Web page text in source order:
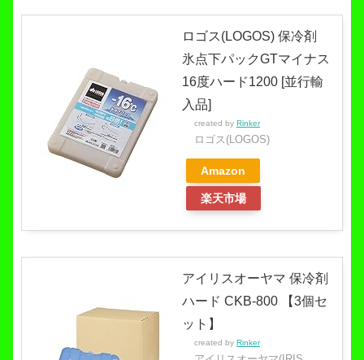
ロゴス(LOGOS) 保冷剤
氷点下パックGTマイナス
16度ハード1200 [並行輸
入品]
created by Rinker
ロゴス(LOGOS)
Amazon
楽天市場
アイリスオーヤマ 保冷剤
ハード CKB-800 【3個セ
ット】
created by Rinker